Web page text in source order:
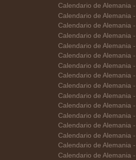
Calendario de Alemania
Calendario de Alemania
Calendario de Alemania
Calendario de Alemania
Calendario de Alemania
Calendario de Alemania
Calendario de Alemania
Calendario de Alemania
Calendario de Alemania -
Calendario de Alemania
Calendario de Alemania
Calendario de Alemania
Calendario de Alemania
Calendario de Alemania
Calendario de Alemania
Calendario de Alemania